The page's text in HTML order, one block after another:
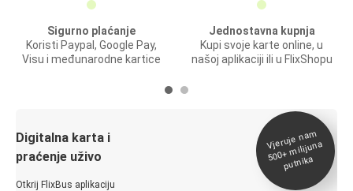
Sigurno plaćanje
Koristi Paypal, Google Pay,
Visu i međunarodne kartice
Jednostavna kupnja
Kupi svoje karte online, u
našoj aplikaciji ili u FlixShopu
Digitalna karta i
praćenje uživo
Otkrij FlixBus aplikaciju
Vjeruje na
m
500+
milijuna
putnika